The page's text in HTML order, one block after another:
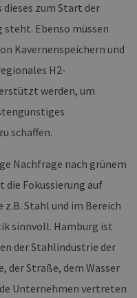
dieses zum Start der
Ebenso müssen
Kavernenspeichern und
H2-
werden, um
schaffen.
Nachfrage nach grünem
die Fokussierung auf
Stahl und im Bereich
sinnvoll. Hamburg ist
der Stahlindustrie der
der Straße, dem Wasser
Unternehmen vertreten
Sitzung
Wochen
Policy